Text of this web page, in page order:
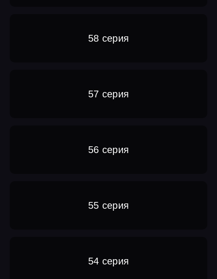
58 серия
57 серия
56 серия
55 серия
54 серия